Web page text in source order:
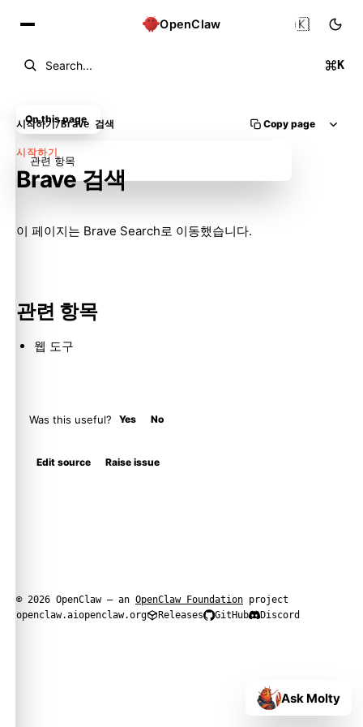
OpenClaw
Search... K
🇰🇷
시작하기/Brave 검색 Copy page
시작하기
Brave 검색
이 페이지는 Brave Search로 이동했습니다.
관련 항목
웹 도구
Was this useful? Yes No
Edit source Raise issue
On this page
관련 항목
© 2026 OpenClaw — an OpenClaw Foundation project
openclaw.aiopenclaw.org Releases GitHub Discord
Ask Molty
Molty